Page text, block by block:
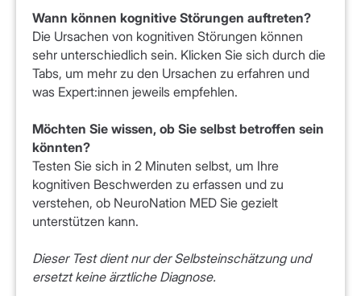
Wann können kognitive Störungen auftreten?
Die Ursachen von kognitiven Störungen können
sehr unterschiedlich sein. Klicken Sie sich durch die
Tabs, um mehr zu den Ursachen zu erfahren und
was Expert:innen jeweils empfehlen.
Möchten Sie wissen, ob Sie selbst betroffen sein
könnten?
Testen Sie sich in 2 Minuten selbst, um Ihre
kognitiven Beschwerden zu erfassen und zu
verstehen, ob NeuroNation MED Sie gezielt
unterstützen kann.
Dieser Test dient nur der Selbsteinschätzung und
ersetzt keine ärztliche Diagnose.